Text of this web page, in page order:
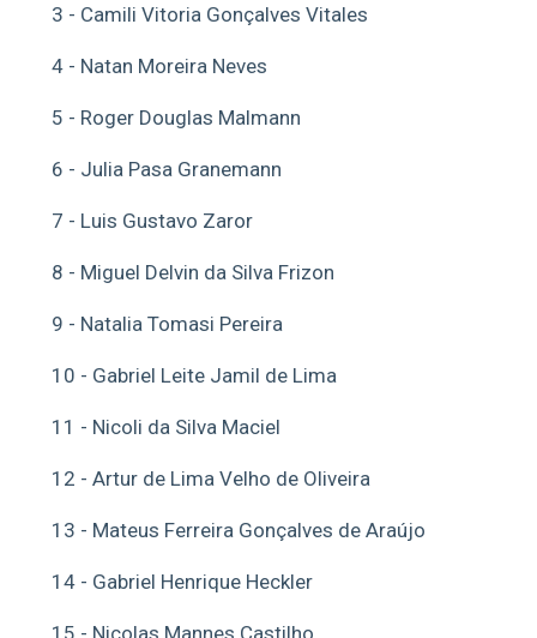
3 - Camili Vitoria Gonçalves Vitales
4 - Natan Moreira Neves
5 - Roger Douglas Malmann
6 - Julia Pasa Granemann
7 - Luis Gustavo Zaror
8 - Miguel Delvin da Silva Frizon
9 - Natalia Tomasi Pereira
10 - Gabriel Leite Jamil de Lima
11 - Nicoli da Silva Maciel
12 - Artur de Lima Velho de Oliveira
13 - Mateus Ferreira Gonçalves de Araújo
14 - Gabriel Henrique Heckler
15 - Nicolas Mannes Castilho